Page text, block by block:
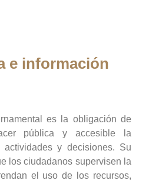
e información
es la obligación de
pública y accesible la
actividades y decisiones. Su
los ciudadanos supervisen la
el uso de los recursos,